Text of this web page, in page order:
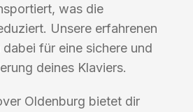
was die
Unsere erfahrenen
für eine sichere und
deines Klaviers.
Oldenburg bietet dir